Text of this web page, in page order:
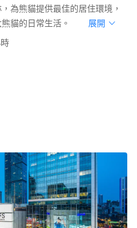
為熊貓提供最佳的居住環境，
貓的日常生活。
展開